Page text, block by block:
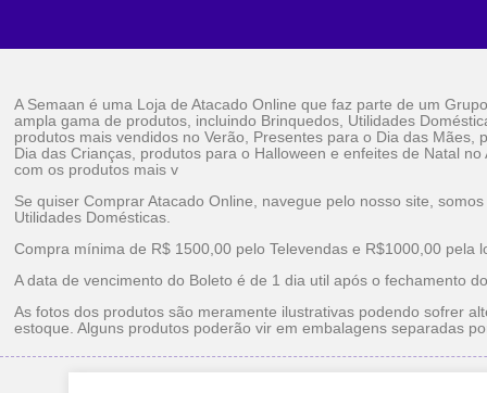
A Semaan é uma Loja de Atacado Online que faz parte de um
ampla gama de produtos, incluindo Brinquedos, Utilidades
produtos mais vendidos no Verão, Presentes para o Dia das
Dia das Crianças, produtos para o Halloween e enfeites de Natal
com os produtos mais v
Se quiser Comprar Atacado Online, navegue pelo nosso site,
Utilidades Domésticas.
Compra mínima de R$ 1500,00 pelo Televendas e R$1000,00 pela
A data de vencimento do Boleto é de 1 dia util após o fechamento
As fotos dos produtos são meramente ilustrativas podendo sofrer
estoque. Alguns produtos poderão vir em embalagens separadas